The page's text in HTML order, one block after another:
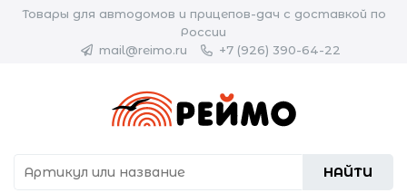
Товары для автодомов и прицепов-дач с доставкой по
России
mail@reimo.ru
+7 (926) 390-64-22
НАЙТИ